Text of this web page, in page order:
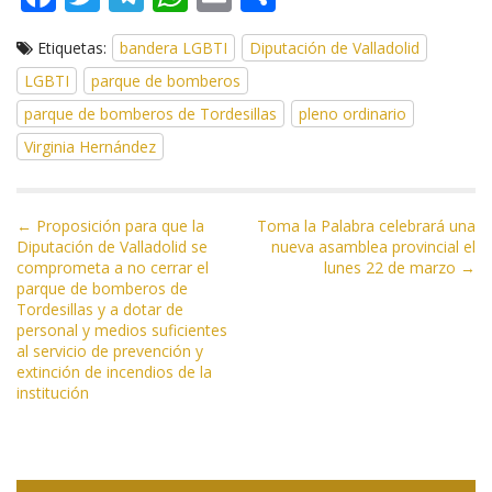
e
b
o
o
w
itt
er
el
e
gr
a
m
h
at
s
A
m
ai
l
o
m
p
ar
Etiquetas: bandera LGBTI
Diputación de Valladolid
LGBTI
parque de bomberos
parque de bomberos de Tordesillas
pleno ordinario
Virginia Hernández
N
a
v
e
g
a
c
n
← Proposición para que la
Diputación de Valladolid se
comprometa a no cerrar el
parque de bomberos de
Tordesillas y a dotar de
personal y medios suficientes
al servicio de prevención y
extinción de incendios de la
institución
Toma la Palabra celebrará una
nueva asamblea provincial el
lunes 22 de marzo →